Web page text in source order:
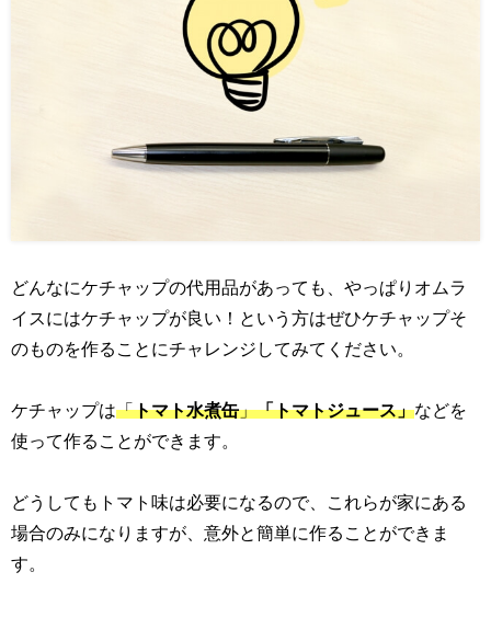
どんなにケチャップの代用品があっても、やっぱりオムラ
イスにはケチャップが良い！という方はぜひケチャップそ
のものを作ることにチャレンジしてみてください。
ケチャップは「トマト水煮缶」「トマトジュース」などを
使って作ることができます。
どうしてもトマト味は必要になるので、これらが家にある
場合のみになりますが、意外と簡単に作ることができま
す。